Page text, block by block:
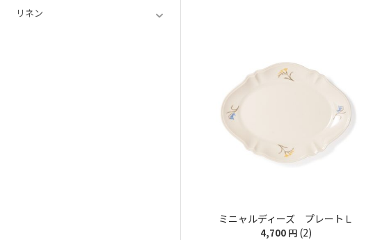
リネン
ミニャルディーズ プレートＬ
4,700 円 (2)